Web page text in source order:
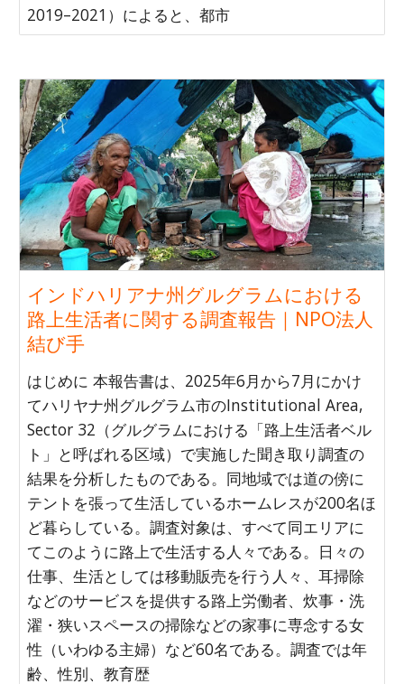
2019–2021）によると、都市
インドハリアナ州グルグラムにおける
路上生活者に関する調査報告｜NPO法人
結び手
はじめに 本報告書は、2025年6月から7月にかけ
てハリヤナ州グルグラム市のInstitutional Area,
Sector 32（グルグラムにおける「路上生活者ベル
ト」と呼ばれる区域）で実施した聞き取り調査の
結果を分析したものである。同地域では道の傍に
テントを張って生活しているホームレスが200名ほ
ど暮らしている。調査対象は、すべて同エリアに
てこのように路上で生活する人々である。日々の
仕事、生活としては移動販売を行う人々、耳掃除
などのサービスを提供する路上労働者、炊事・洗
濯・狭いスペースの掃除などの家事に専念する女
性（いわゆる主婦）など60名である。調査では年
齢、性別、教育歴